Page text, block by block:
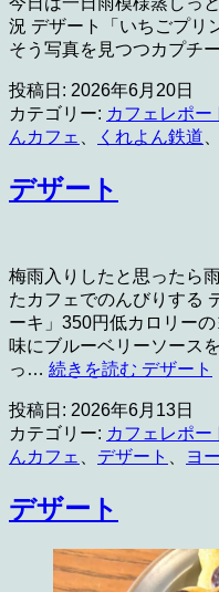
況 デザート「いちごプリ
そう写真を見つつカプチ
投稿日: 2026年6月20日
カテゴリー: カフェレポー
んカフェ
くれよん鉄道
デザート
梅雨入りしたと思ったら
たカフェでのんびりする
ーキ」350円低カロリー
味にブルーベリーソース
っ… 続きを読む デザート
投稿日: 2026年6月13日
カテゴリー: カフェレポー
んカフェ 、 デザート 、 ヨ
デザート